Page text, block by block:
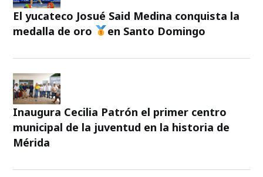
El yucateco Josué Said Medina conquista la
medalla de oro
en Santo Domingo
Inaugura Cecilia Patrón el primer centro
municipal de la juventud en la historia de
Mérida